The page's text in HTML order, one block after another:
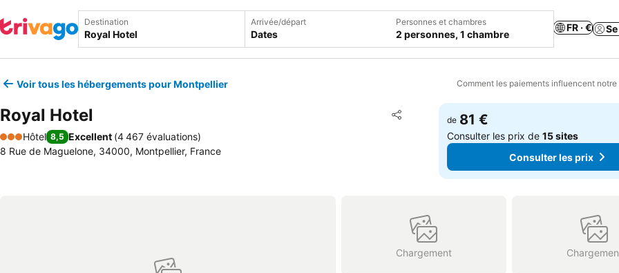
Destination Arrivée/départ
Dates
Personnes et chambres
2 personnes, 1 chambre
FR · €
Voir tous les hébergements pour Montpellier Comment les paiements influencent
Royal Hotel Partager
Ajouter à mes favoris
3 Étoiles
Hôtel 8,5 Excellent (4 467 évaluations)
8 Rue de Maguelone, 34000, Montpellier, France
de 81 €
Consulter les prix de15 sites
Consulter les prix
Chargement